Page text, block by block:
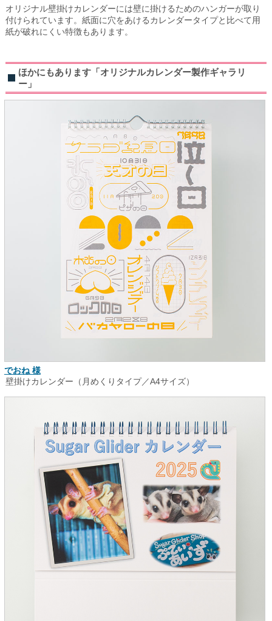
オリジナル壁掛けカレンダーには壁に掛けるためのハンガーが取り
付けられています。紙面に穴をあけるカレンダータイプと比べて用
紙が破れにくい特徴もあります。
ほかにもあります「オリジナルカレンダー製作ギャラリ
ー」
でおね 様
壁掛けカレンダー（月めくりタイプ／A4サイズ）